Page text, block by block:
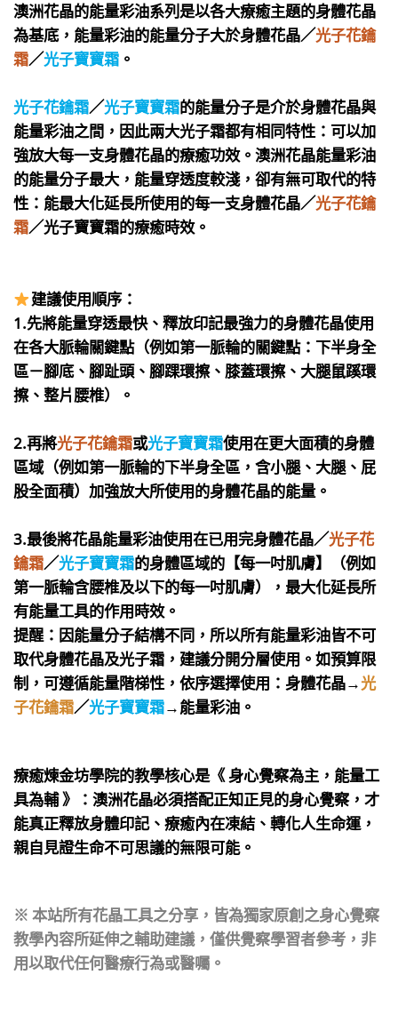
澳洲花晶的能量彩油系列是以各大療癒主題的身體花晶
為基底， 能量彩油的能量分子大於身體花晶／光子花鑰
霜／光子寶寶霜 。
光子花鑰霜／光子寶寶霜的能量分子是介於身體花晶與
能量彩油之間，因此兩大光子霜都有相同特性：可以加
強放大每一支身體花晶的療癒功效。 澳洲花晶能量彩油
的能量分子最大，能量穿透度較淺，卻有無可取代的特
性： 能最大化延長所使用的每一支身體花晶／光子花鑰
霜／光子寶寶霜的療癒時效。
建議使用順序：
1.先將能量穿透最快、釋放印記最強力的身體花晶使用
在各大脈輪關鍵點（例如第一脈輪的關鍵點：下半身全
區－腳底、腳趾頭、腳踝環擦、膝蓋環擦、大腿鼠蹊環
擦、整片腰椎）。
2.再將光子花鑰霜或光子寶寶霜使用在更大面積的身體
區域（例如第一脈輪的下半身全區，含小腿、大腿、屁
股全面積）加強放大所使用的身體花晶的能量。
3.最後將花晶能量彩油使用在已用完身體花晶／光子花
鑰霜／光子寶寶霜的身體區域的【每一吋肌膚】（例如
第一脈輪含腰椎及以下的每一吋肌膚），最大化延長所
有能量工具的作用時效。
提醒：因能量分子結構不同，所以所有能量彩油皆不可
取代身體花晶及光子霜，建議分開分層使用。如預算限
制，可遵循能量階梯性，依序選擇使用：身體花晶→光
子花鑰霜／光子寶寶霜→能量彩油。
療癒煉金坊學院的教學核心是《 身心覺察為主，能量工
具為輔 》：澳洲花晶必須搭配正知正見的身心覺察，才
能真正釋放身體印記、療癒內在凍結、轉化人生命運，
親自見證生命不可思議的無限可能。
※ 本站所有花晶工具之分享，皆為獨家原創之身心覺察
教學內容所延伸之輔助建議，僅供覺察學習者參考，非
用以取代任何醫療行為或醫囑。